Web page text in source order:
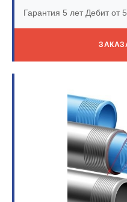
Гарантия 5 летДебит от